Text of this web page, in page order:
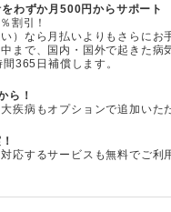
わずか月500円からサポート
割引！
）なら月払いよりもさらにお
まで、国内・国外で起きた病
365日補償します。
ら！
疾病もオプションで追加いた
応するサービスも無料でご利